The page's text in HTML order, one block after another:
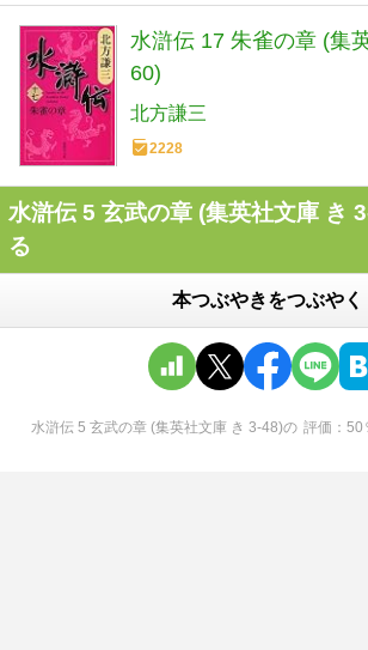
水滸伝 17 朱雀の章 (集
60)
北方謙三
2228
水滸伝 5 玄武の章 (集英社文庫 き
る
本つぶやきをつぶやく
水滸伝 5 玄武の章 (集英社文庫 き 3-48)の 評価 50